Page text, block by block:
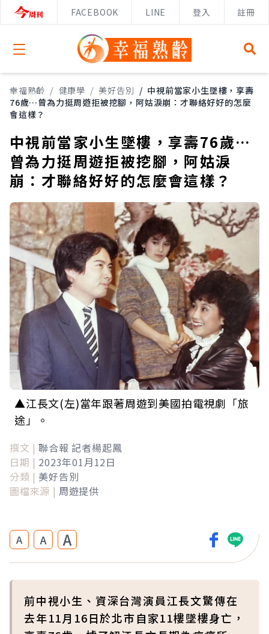
FACEBOOK LINE 登入 註冊
Open menu
幸福熟齡 / 健康學 / 美好告別 / 中視前當家小生墜樓，享壽
76歲…曾為力挺周遊拒被挖腳，阿姑淚崩：才聯絡好好的怎麼
會這樣？
中視前當家小生墜樓，享壽76歲…
曾為力挺周遊拒被挖腳，阿姑淚
崩：才聯絡好好的怎麼會這樣？
▲江長文(左)當年跟著周遊到美國拍電視劇「旅
途」。
撰文 | 聯合報 記者楊起鳳
日期 | 2023年01月12日
分類 | 美好告別
圖檔來源 | 周遊提供
A A A
前中視小生、資深台灣演員江長文驚傳在
去年11月16日於北市自家11樓墜樓身亡，